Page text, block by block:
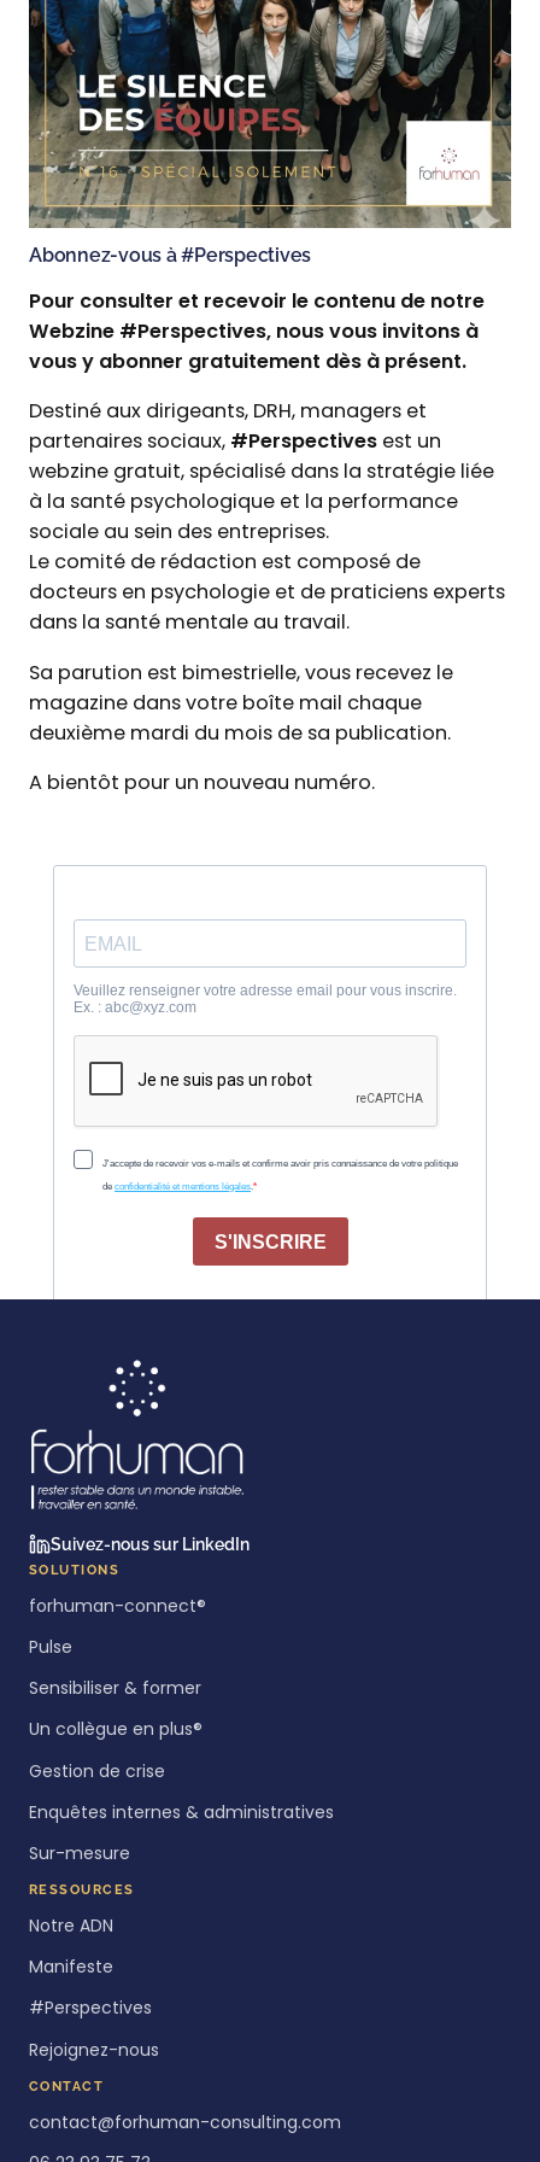
Abonnez-vous à #Perspectives
Pour consulter et recevoir le contenu de notre
Webzine #Perspectives, nous vous invitons à
vous y abonner gratuitement dès à présent.
Destiné aux dirigeants, DRH, managers et
partenaires sociaux, #Perspectives est un
webzine gratuit, spécialisé dans la stratégie liée
à la santé psychologique et la performance
sociale au sein des entreprises.
Le comité de rédaction est composé de
docteurs en psychologie et de praticiens experts
dans la santé mentale au travail.
Sa parution est bimestrielle, vous recevez le
magazine dans votre boîte mail chaque
deuxième mardi du mois de sa publication.
A bientôt pour un nouveau numéro.
Suivez-nous sur LinkedIn
SOLUTIONS
forhuman-connect®
Pulse
Sensibiliser & former
Un collègue en plus®
Gestion de crise
Enquêtes internes & administratives
Sur-mesure
RESSOURCES
Notre ADN
Manifeste
#Perspectives
Rejoignez-nous
CONTACT
contact@forhuman-consulting.com